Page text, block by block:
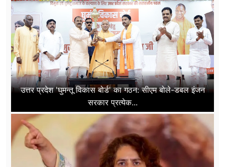
उत्तर प्रदेश 'घुमन्तू विकास बोर्ड' का गठन: सीएम बोले-डबल इंजन
सरकार प्रत्येक...